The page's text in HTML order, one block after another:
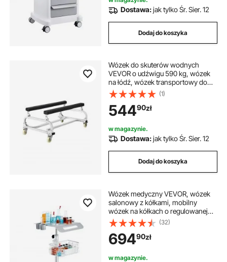
Dostawa:jak tylko Śr. Sier. 12
Dodaj do koszyka
Wózek do skuterów wodnych
VEVOR o udźwigu 590 kg, wózek
na łódź, wózek transportowy do
przemieszczania jednostek
pływających, regulowane łóżka
piętrowe z 4 kółkami i 2 hamulcami,
wytrzymały wózek do wodowania
kajaków, skuterów wodnych, łodzi
motorowych
(1)
54490zł
w magazynie.
Dostawa:jak tylko Śr. Sier. 12
Dodaj do koszyka
Wózek medyczny VEVOR, wózek
salonowy z kółkami, mobilny
wózek na kółkach o regulowanej
wysokości 68-109 cm, metalowe
stanowiska fryzjerskie, mobilny
wózek laboratoryjny na biurko do
kliniki, salonu kosmetycznego i
kosmetycznego
(32)
69490zł
w magazynie.